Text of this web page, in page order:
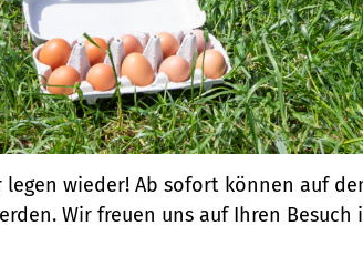
legen wieder! Ab sofort können auf
Wir freuen uns auf Ihren Besuch